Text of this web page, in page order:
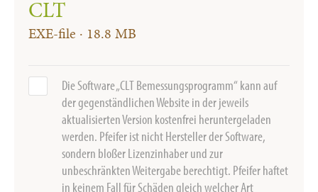
CLT
EXE-file · 18.8 MB
Die Software „CLT Bemessungsprogramm“ kann auf
der gegenständlichen Website in der jeweils
aktualisierten Version kostenfrei heruntergeladen
werden. Pfeifer ist nicht Hersteller der Software,
sondern bloßer Lizenzinhaber und zur
unbeschränkten Weitergabe berechtigt. Pfeifer haftet
in keinem Fall für Schäden gleich welcher Art